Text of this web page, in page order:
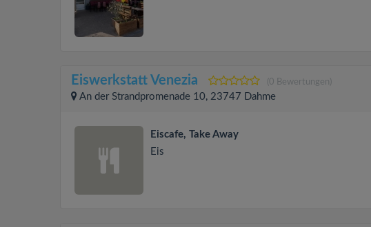
Eiswerkstatt Venezia (0 Bewertungen)
An der Strandpromenade 10, 23747 Dahme
Eiscafe, Take Away
Eis